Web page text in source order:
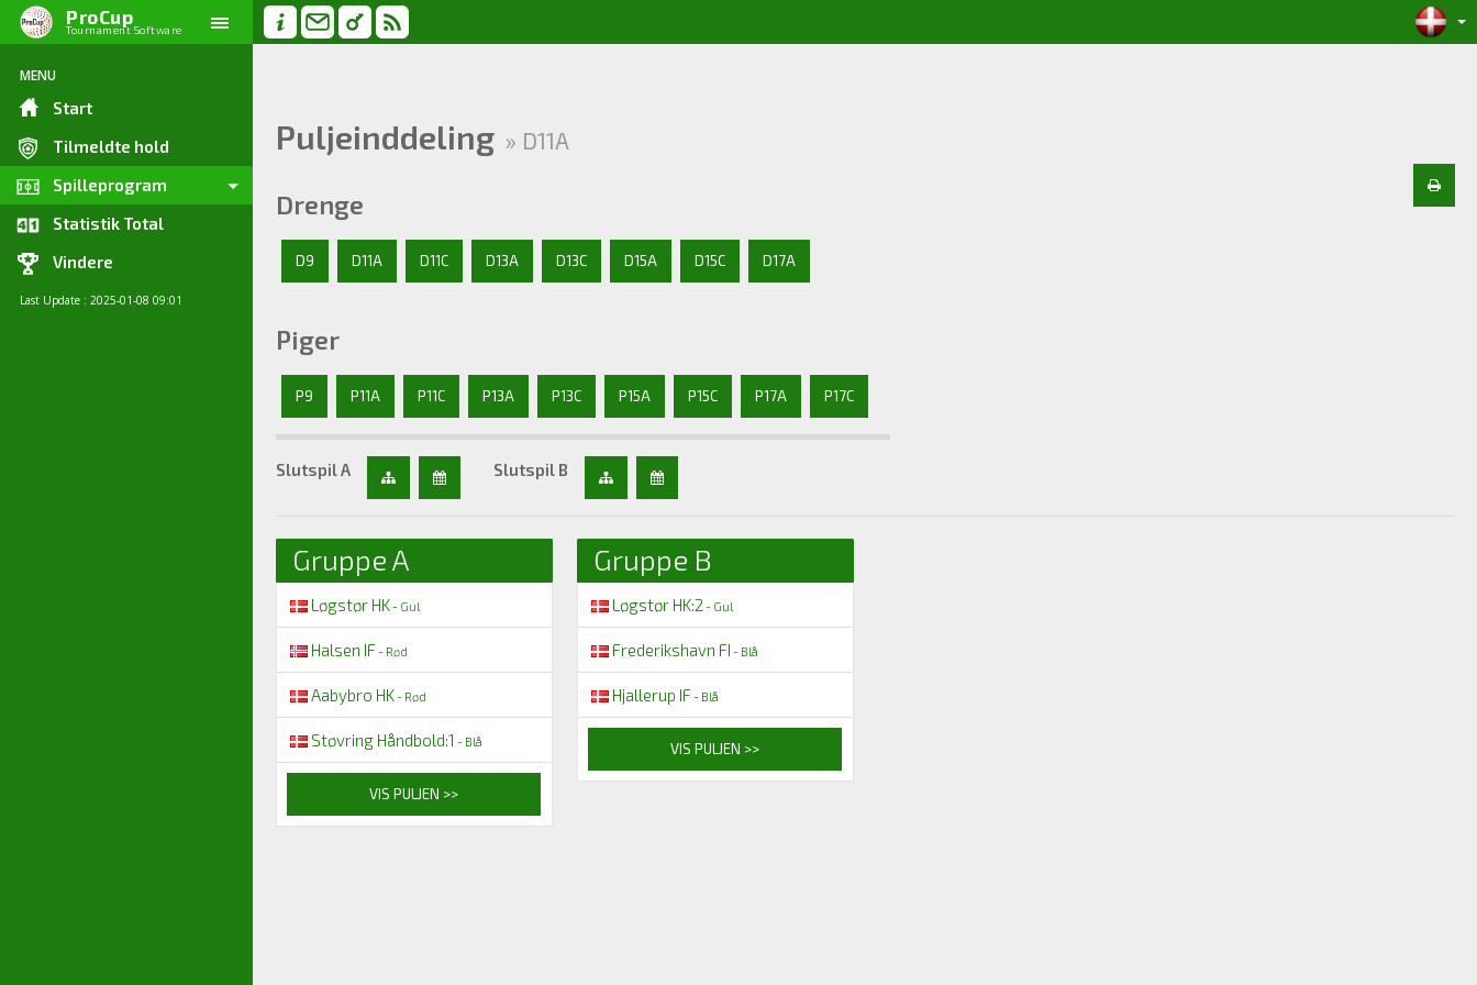
ProCup
Tournament Software
MENU
Start
Tilmeldte hold
Spilleprogram
Statistik Total
Vindere
Last Update : 2025-01-08 09:01
Puljeinddeling » D11A
Drenge
D9 D11A D11C D13A D13C D15A D15C D17A
Piger
P9 P11A P11C P13A P13C P15A P15C P17A P17C
Slutspil A Slutspil B
Gruppe A
Løgstør HK- Gul
Halsen IF - Rød
Aabybro HK- Rød
Støvring Håndbold:1 - Blå
VIS PULJEN >>
Gruppe B
Løgstør HK:2 - Gul
Frederikshavn FI - Blå
Hjallerup IF - Blå
VIS PULJEN >>